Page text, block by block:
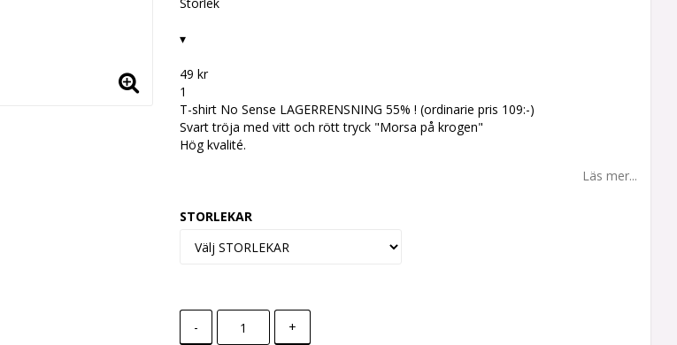
▾
49 kr
1
T-shirt No Sense LAGERRENSNING 55% ! (ordinarie pris 109:-)
Svart tröja med vitt och rött tryck "Morsa på krogen"
Hög kvalité.
Läs mer...
STORLEKAR
- +